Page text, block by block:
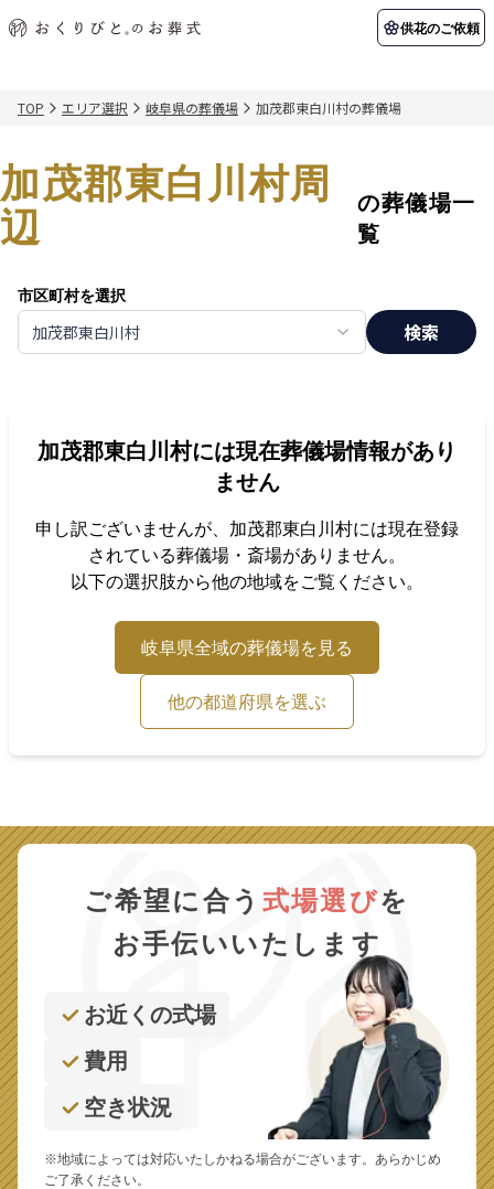
供花のご依頼
初めての方へ 納棺の儀とは？
葬儀の流れ
会社を知る
関東エリア
東京都
北海道エリア
ご葬儀事例 お客様の声
よくある質問
葬儀の知識 供花のご依頼
TOP エリア選択 岐阜県の葬儀場 加茂郡東白川村の葬儀場
加茂郡東白川村周
辺
の葬儀場一
覧
市区町村を選択
加茂郡東白川村 検索
加茂郡東白川村には現在葬儀場情報があり
ません
申し訳ございませんが、 加茂郡東白川村には現在登録
されている葬儀場・斎場がありません。
以下の選択肢から他の地域をご覧ください。
岐阜県全域の葬儀場を見る
他の都道府県を選ぶ
ご希望に合う 式場選びを
お手伝いいたします
お近くの式場
費用
空き状況
※地域によっては対応いたしかねる場合がございます。あらかじめ
ご了承ください。